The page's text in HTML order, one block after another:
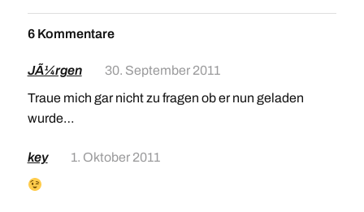
6 Kommentare
JÃ¼rgen
30. September 2011
Traue mich gar nicht zu fragen ob er nun geladen
wurde…
key 1. Oktober 2011